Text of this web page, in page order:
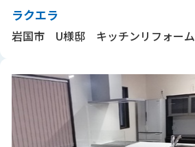
ラクエラ
岩国市 U様邸 キッチンリフォーム